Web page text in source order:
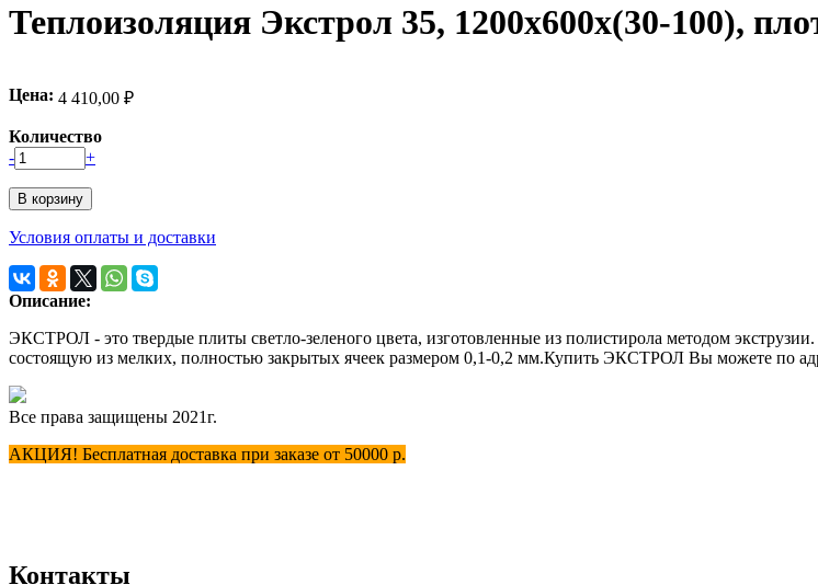
Теплоизоляция Экстрол 35, 1200х600х(30-100),
Цена: 4 410,00 ₽
Количество
-
+
Условия оплаты и доставки
Описание:
ЭКСТРОЛ - это твердые плиты светло-зеленого цвета, изготовленные из полистирола методом
состоящую из мелких, полностью закрытых ячеек размером 0,1-0,2 мм.Купить ЭКСТРОЛ Вы можете по
Все права защищены 2021г.
АКЦИЯ! Бесплатная доставка при заказе от 50000 р.
Контакты